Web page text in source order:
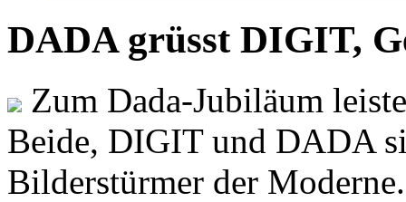
DADA grüsst DIGIT,
Zum Dada-Jubiläum
Beide, DIGIT und DADA
Bilderstürmer der